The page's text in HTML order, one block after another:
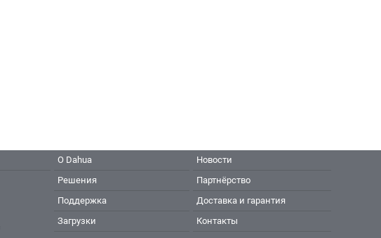
О Dahua
Решения
Поддержка
Загрузки
Новости
Партнёрство
Доставка и гарантия
Контакты